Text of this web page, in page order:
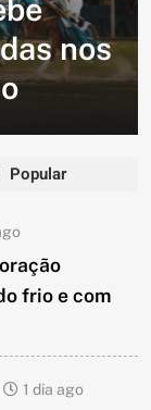
Popular
frio e com
1 dia ago